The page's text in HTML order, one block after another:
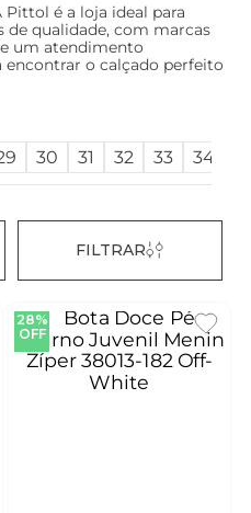
é a loja ideal para
de qualidade, com marcas
um atendimento
encontrar o calçado perfeito
30 31 32 33 34
FILTRAR
28%
OFF